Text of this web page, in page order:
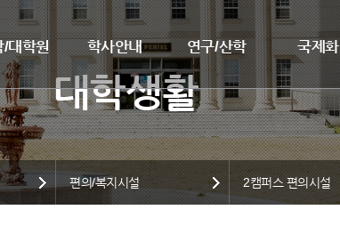
/대학원 학사안내 연구/산학 국제화
편의/복지시설 2캠퍼스 편의시설